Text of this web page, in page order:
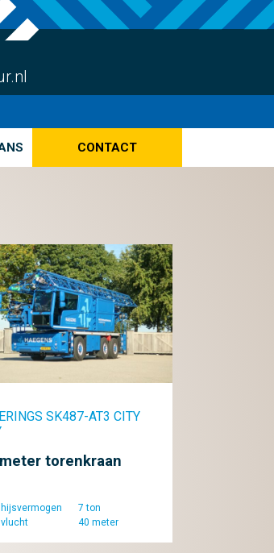
CONTACT
SK487-AT3 CITY
torenkraan
hijsvermogen
7 ton
vlucht
40 meter